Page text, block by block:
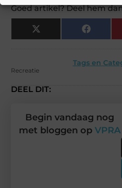
Goed artikel? Deel hem
X
(Twitter)
Facebook
Tags en
Recreatie
DEEL DIT:
Begin vandaag nog
met bloggen opVPRA